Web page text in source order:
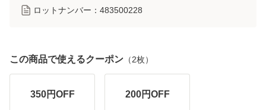
ロットナンバー： 483500228
この商品で使えるクーポン （2枚）
350円OFF 200円OFF